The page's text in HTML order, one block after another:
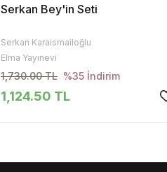
Serkan Bey'in Seti
Serkan Karaismailoğlu
Elma Yayınevi
1,730.00 TL %35 İndirim
1,124.50 TL